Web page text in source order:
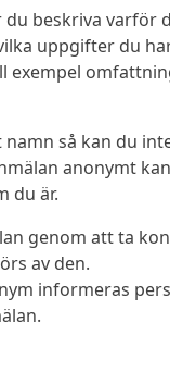
du beskriva varför
uppgifter du
exempel
så kan du
anonymt
du är.
genom att ta
av den.
informeras